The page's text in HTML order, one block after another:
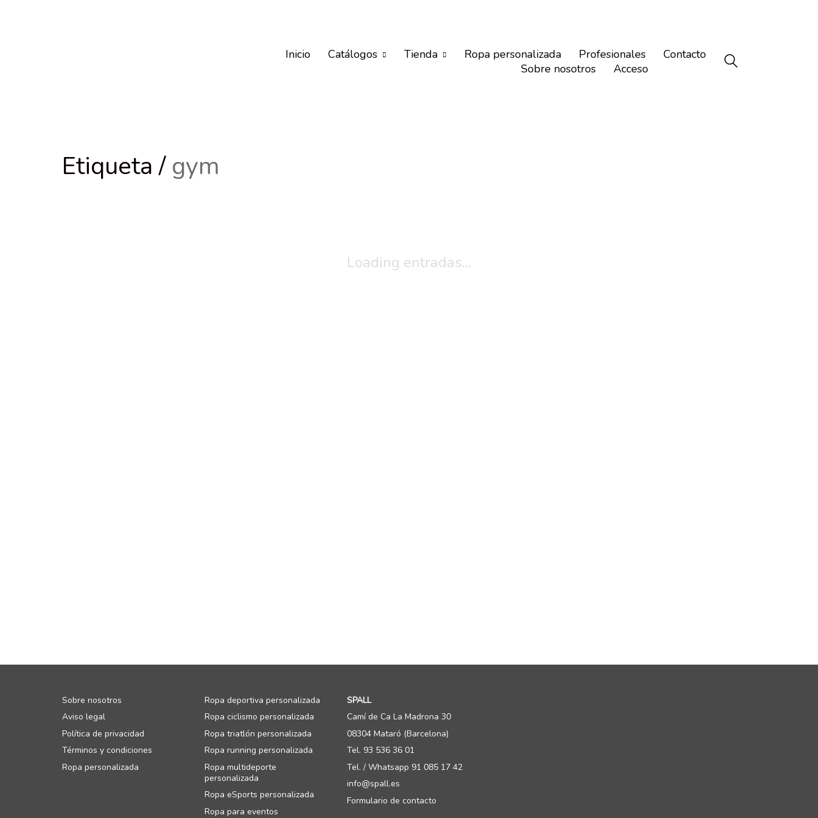
Inicio Catálogos Tienda Ropa personalizada Profesionales
Contacto
Sobre nosotros
Acceso
Etiqueta / gym
Loading entradas...
Sobre nosotros
Aviso legal
Política de privacidad
Términos y condiciones
Ropa personalizada
Ropa deportiva personalizada
Ropa ciclismo personalizada
Ropa triatlón personalizada
Ropa running personalizada
Ropa multideporte
personalizada
Ropa eSports personalizada
Ropa para eventos
SPALL
Camí de Ca La Madrona 30
08304 Mataró (Barcelona)
Tel. 93 536 36 01
Tel. / Whatsapp 91 085 17 42
info@spall.es
Formulario de contacto